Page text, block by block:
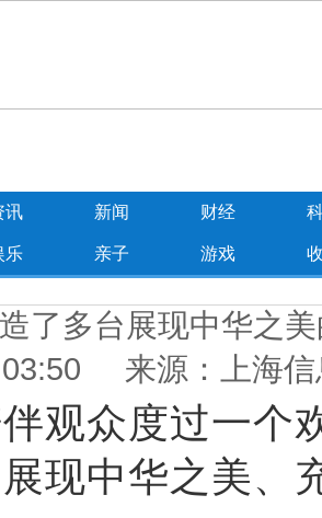
讯 新闻 财经
乐 亲子 游戏
了多台展现中华之
03:50 来源：上海信
众度过一个欢
现中华之美、